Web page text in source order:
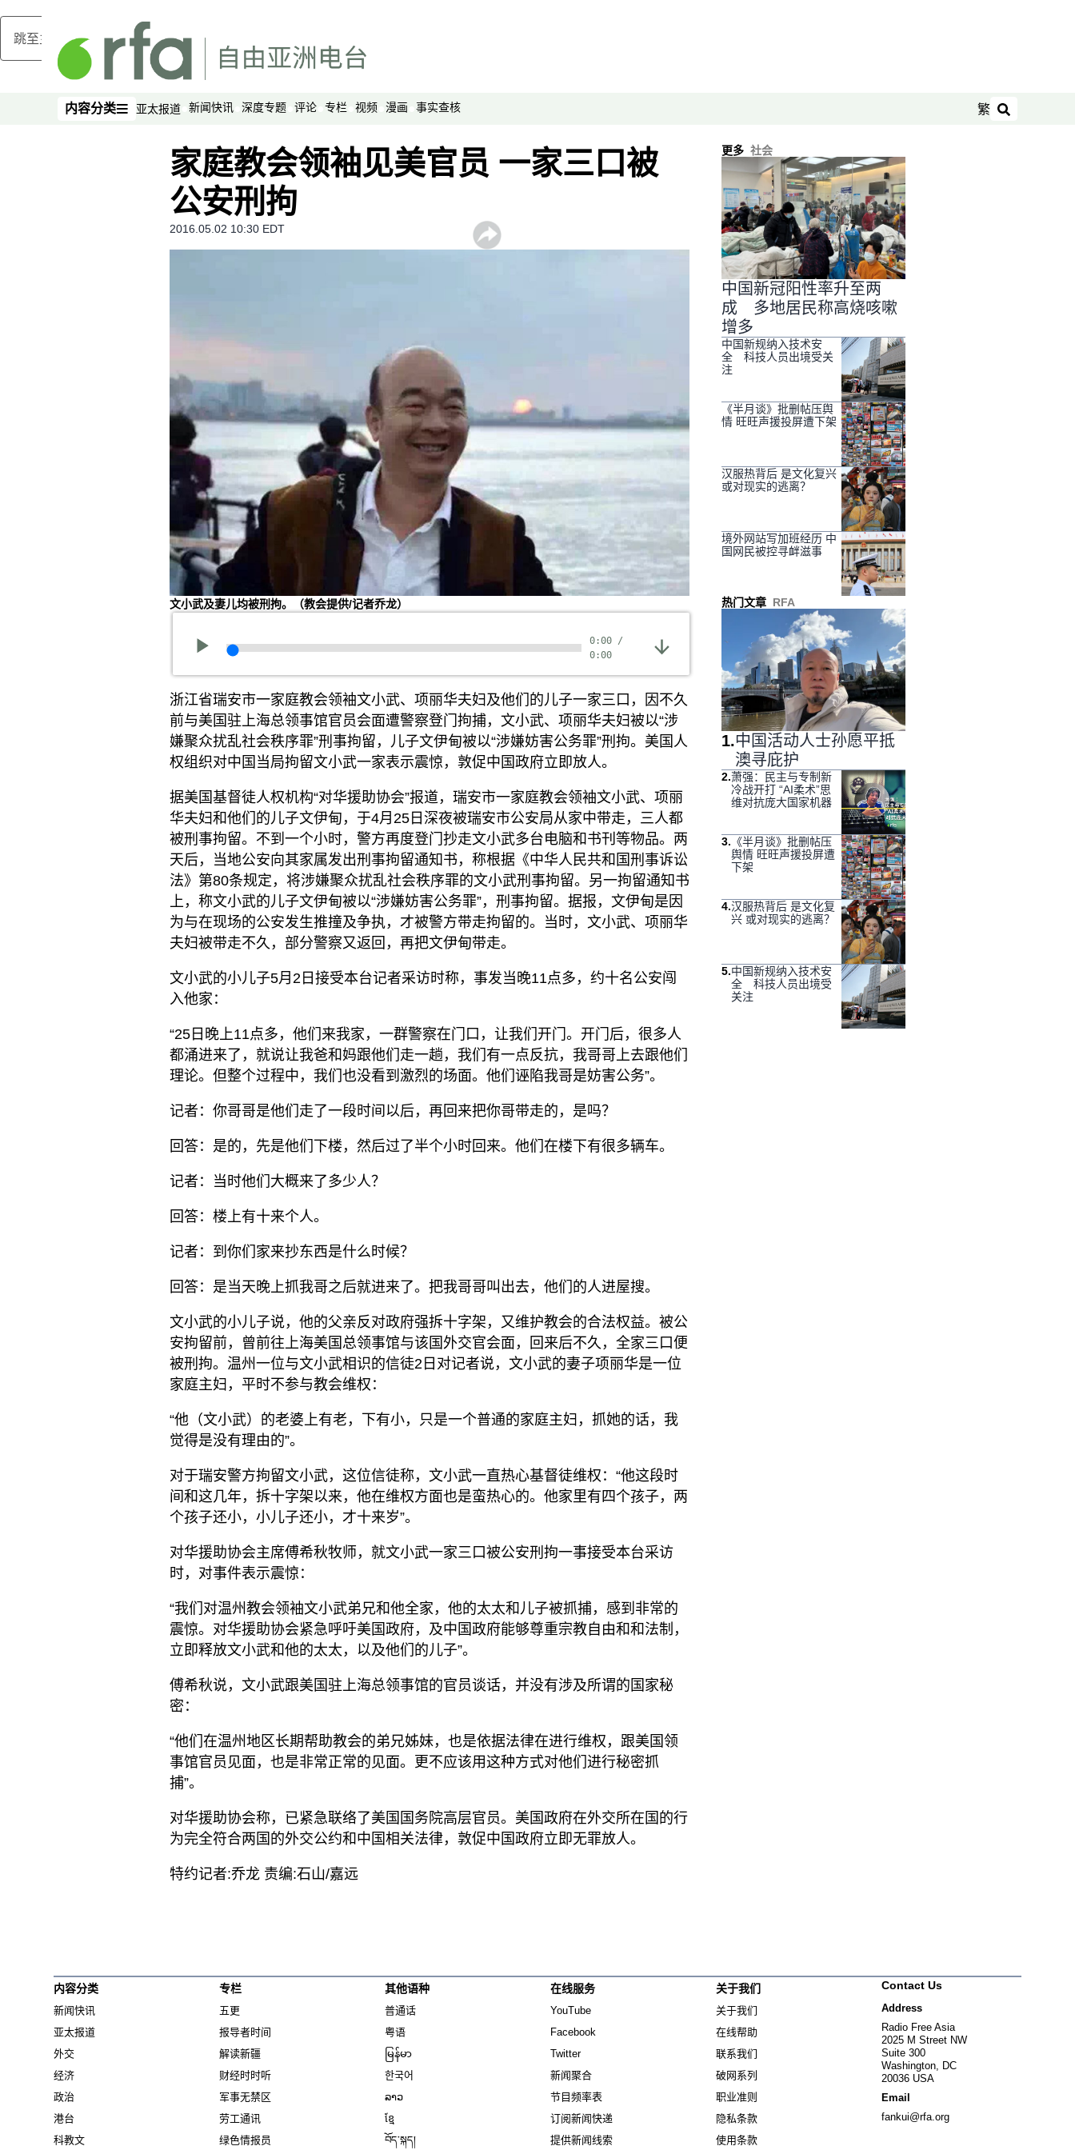
跳至主内容
内容分类
内容分类 亚太报道 新闻快讯 深度专题 评论 专栏 视频 漫画 事实查核 繁
搜索
专题与访谈
兵家常事
家庭教会领袖见美官员 一家三口被
公安刑拘
2016.05.02 10:30 EDT
文小武及妻儿均被刑拘。（教会提供/记者乔龙）
0:00 /
0:00
浙江省瑞安市一家庭教会领袖文小武、项丽华夫妇及他们的儿子一家三口，因不久
前与美国驻上海总领事馆官员会面遭警察登门拘捕，文小武、项丽华夫妇被以“涉
嫌聚众扰乱社会秩序罪”刑事拘留，儿子文伊甸被以“涉嫌妨害公务罪”刑拘。美国人
权组织对中国当局拘留文小武一家表示震惊，敦促中国政府立即放人。
据美国基督徒人权机构“对华援助协会”报道，瑞安市一家庭教会领袖文小武、项丽
华夫妇和他们的儿子文伊甸，于4月25日深夜被瑞安市公安局从家中带走，三人都
被刑事拘留。不到一个小时，警方再度登门抄走文小武多台电脑和书刊等物品。两
天后，当地公安向其家属发出刑事拘留通知书，称根据《中华人民共和国刑事诉讼
法》第80条规定，将涉嫌聚众扰乱社会秩序罪的文小武刑事拘留。另一拘留通知书
上，称文小武的儿子文伊甸被以“涉嫌妨害公务罪”，刑事拘留。据报，文伊甸是因
为与在现场的公安发生推撞及争执，才被警方带走拘留的。当时，文小武、项丽华
夫妇被带走不久，部分警察又返回，再把文伊甸带走。
文小武的小儿子5月2日接受本台记者采访时称，事发当晚11点多，约十名公安闯
入他家：
“25日晚上11点多，他们来我家，一群警察在门口，让我们开门。开门后，很多人
都涌进来了，就说让我爸和妈跟他们走一趟，我们有一点反抗，我哥哥上去跟他们
理论。但整个过程中，我们也没看到激烈的场面。他们诬陷我哥是妨害公务”。
记者：你哥哥是他们走了一段时间以后，再回来把你哥带走的，是吗？
回答：是的，先是他们下楼，然后过了半个小时回来。他们在楼下有很多辆车。
记者：当时他们大概来了多少人？
回答：楼上有十来个人。
记者：到你们家来抄东西是什么时候？
回答：是当天晚上抓我哥之后就进来了。把我哥哥叫出去，他们的人进屋搜。
文小武的小儿子说，他的父亲反对政府强拆十字架，又维护教会的合法权益。被公
安拘留前，曾前往上海美国总领事馆与该国外交官会面，回来后不久，全家三口便
被刑拘。温州一位与文小武相识的信徒2日对记者说，文小武的妻子项丽华是一位
家庭主妇，平时不参与教会维权：
“他（文小武）的老婆上有老，下有小，只是一个普通的家庭主妇，抓她的话，我
觉得是没有理由的”。
对于瑞安警方拘留文小武，这位信徒称，文小武一直热心基督徒维权：“他这段时
间和这几年，拆十字架以来，他在维权方面也是蛮热心的。他家里有四个孩子，两
个孩子还小，小儿子还小，才十来岁”。
对华援助协会主席傅希秋牧师，就文小武一家三口被公安刑拘一事接受本台采访
时，对事件表示震惊：
“我们对温州教会领袖文小武弟兄和他全家，他的太太和儿子被抓捕，感到非常的
震惊。对华援助协会紧急呼吁美国政府，及中国政府能够尊重宗教自由和和法制，
立即释放文小武和他的太太，以及他们的儿子”。
傅希秋说，文小武跟美国驻上海总领事馆的官员谈话，并没有涉及所谓的国家秘
密：
“他们在温州地区长期帮助教会的弟兄姊妹，也是依据法律在进行维权，跟美国领
事馆官员见面，也是非常正常的见面。更不应该用这种方式对他们进行秘密抓
捕”。
对华援助协会称，已紧急联络了美国国务院高层官员。美国政府在外交所在国的行
为完全符合两国的外交公约和中国相关法律，敦促中国政府立即无罪放人。
特约记者:乔龙 责编:石山/嘉远
更多 社会
中国新冠阳性率升至两
成 多地居民称高烧咳嗽
增多
中国新规纳入技术安
全 科技人员出境受关
注
《半月谈》批删帖压舆
情 旺旺声援投屏遭下架
汉服热背后 是文化复兴
或对现实的逃离？
境外网站写加班经历 中
国网民被控寻衅滋事
热门文章 RFA
1.中国活动人士孙愿平抵
澳寻庇护
2.萧强：民主与专制新
冷战开打 “AI柔术”思
维对抗庞大国家机器
3. 《半月谈》批删帖压
舆情 旺旺声援投屏遭
下架
4.汉服热背后 是文化复
兴 或对现实的逃离？
5.中国新规纳入技术安
全 科技人员出境受
关注
内容分类
新闻快讯
亚太报道
外交
经济
政治
港台
科教文
专栏
五更
报导者时间
解读新疆
财经时时听
军事无禁区
劳工通讯
绿色情报员
其他语种
普通话
粤语
မြန်မာ
한국어
ລາວ
ខ្មែ
བོད་སྐད།
在线服务
YouTube
Facebook
Twitter
新闻聚合
节目频率表
订阅新闻快递
提供新闻线索
关于我们
关于我们
在线帮助
联系我们
破网系列
职业准则
隐私条款
使用条款
Contact Us
Address
Radio Free Asia
2025 M Street NW
Suite 300
Washington, DC
20036 USA
Email
fankui@rfa.org